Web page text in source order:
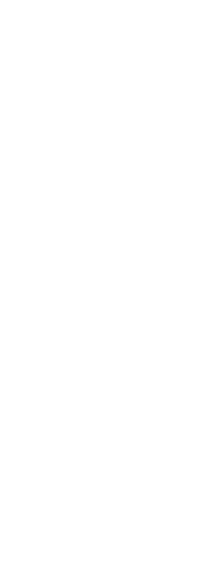
für Lohnsteuer,
sowie für
aus dem Einkommen der
Geburt.
Einkommen klammert
Zeitraum aus:
für ein früher
haben
wegen einer
Erkrankung geringer war
oder Zivildienst
stattdessen mit
rechnen Elterngeld auf ihre
das Arbeitslosengeld II oder
der Geburt Ihres Kindes
Elterngeld-Freibetrag. Der
Ihrem durchschnittlichen
Er beträgt höchstens 300,00
Elterngeld mindestens in Höhe
wenn Sie gleichzeitig